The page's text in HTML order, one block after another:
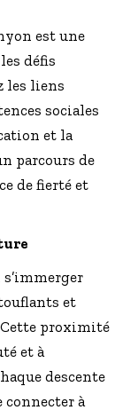
est une
défis
les liens
sociales
et la
parcours de
de fierté et
et
proximité
et à
descente
connecter à